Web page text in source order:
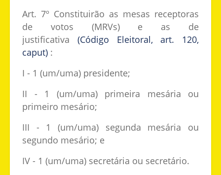
Art. 7º Constituirão as mesas receptoras
de votos (MRVs) e as de
justificativa (Código Eleitoral, art. 120,
caput) :
I - 1 (um/uma) presidente;
II - 1 (um/uma) primeira mesária ou
primeiro mesário;
III - 1 (um/uma) segunda mesária ou
segundo mesário; e
IV - 1 (um/uma) secretária ou secretário.